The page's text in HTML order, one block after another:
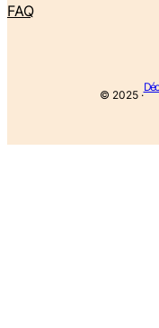
FAQ
© 2025 ·